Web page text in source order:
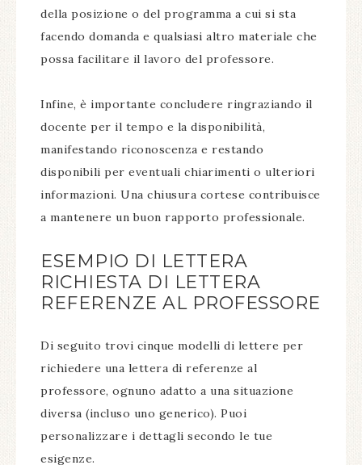
della posizione o del programma a cui si sta
facendo domanda e qualsiasi altro materiale che
possa facilitare il lavoro del professore.
Infine, è importante concludere ringraziando il
docente per il tempo e la disponibilità,
manifestando riconoscenza e restando
disponibili per eventuali chiarimenti o ulteriori
informazioni. Una chiusura cortese contribuisce
a mantenere un buon rapporto professionale.
ESEMPIO DI LETTERA
RICHIESTA DI LETTERA
REFERENZE AL PROFESSORE
Di seguito trovi cinque modelli di lettere per
richiedere una lettera di referenze al
professore, ognuno adatto a una situazione
diversa (incluso uno generico). Puoi
personalizzare i dettagli secondo le tue
esigenze.